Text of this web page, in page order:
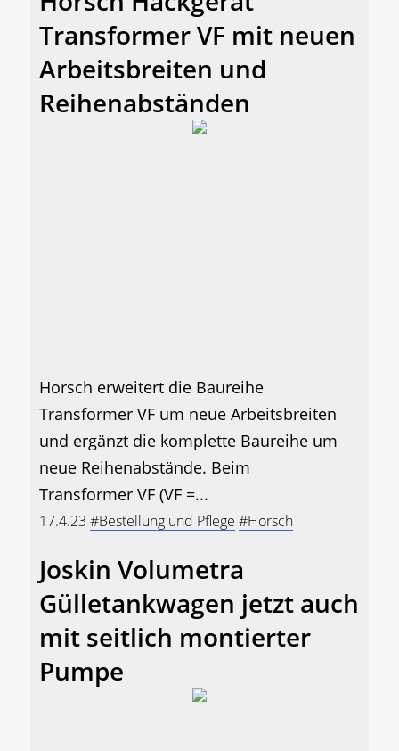
Transformer VF mit neuen
Arbeitsbreiten und
Reihenabständen
Horsch erweitert die Baureihe
Transformer VF um neue Arbeitsbreiten
und ergänzt die komplette Baureihe um
neue Reihenabstände. Beim
Transformer VF (VF =...
17.4.23 #Bestellung und Pflege #Horsch
Joskin Volumetra
Gülletankwagen jetzt auch
mit seitlich montierter
Pumpe